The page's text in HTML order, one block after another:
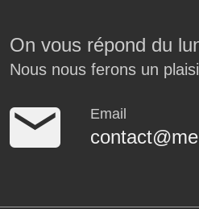
On vous répond du
Nous nous ferons un
Email